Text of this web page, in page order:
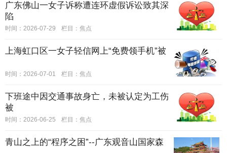
广东佛山一女子诉称遭连环虚假诉讼致其深
陷
时间：2026-07-29 栏目： 焦点
上海虹口区一女子轻信网上“免费领手机”被
时间：2026-07-01 栏目： 焦点
下班途中因交通事故身亡，未被认定为工伤
被
时间：2026-06-25 栏目： 焦点
青山之上的“程序之困”--广东观音山国家森